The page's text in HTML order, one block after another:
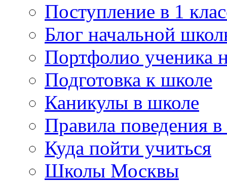
Поступление в 1
Блог начальной
Портфолио ученика
Подготовка к школе
Каникулы в школе
Правила поведения
Куда пойти учиться
Школы Москвы